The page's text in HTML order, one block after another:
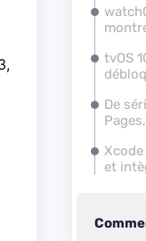
tvOS
De
et